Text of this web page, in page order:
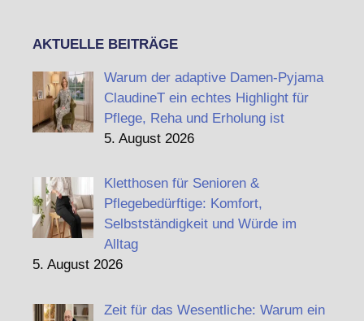
AKTUELLE BEITRÄGE
Warum der adaptive Damen-Pyjama
ClaudineT ein echtes Highlight für
Pflege, Reha und Erholung ist
5. August 2026
Kletthosen für Senioren &
Pflegebedürftige: Komfort,
Selbstständigkeit und Würde im
Alltag
5. August 2026
Zeit für das Wesentliche: Warum ein